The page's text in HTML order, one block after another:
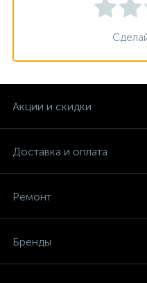
Акции и скидки
Доставка и оплата
Ремонт
Бренды